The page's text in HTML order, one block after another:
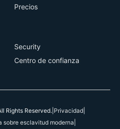
Precios
Security
Centro de confianza
Rights Reserved. Privacidad
sobre esclavitud moderna